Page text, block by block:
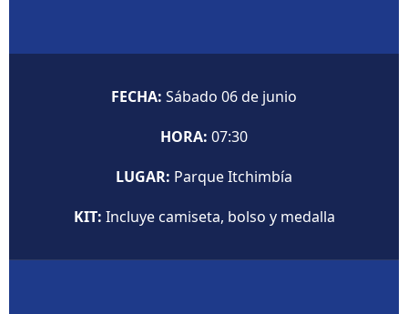
FECHA: Sábado 06 de junio
HORA: 07:30
LUGAR: Parque Itchimbía
KIT: Incluye camiseta, bolso y medalla